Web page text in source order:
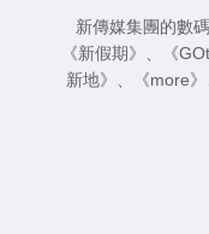
新傳媒集團的數
《新假期》 、 《
新地》 、 《more》